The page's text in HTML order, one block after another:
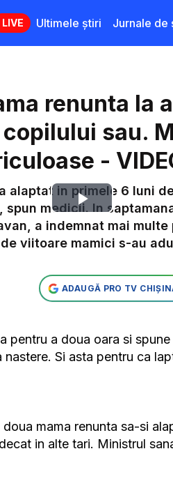
LIVE Ultimele știri Jurnale de
renunta la
sau.
-
Play
Video
alaptat in primele 6 luni
medicii. In
a indemnat mai
viitoare mamici s-au
ADAUGĂ PRO TV
pentru a doua oara si
Si asta pentru ca
mama renunta sa-si
in alte tari. Ministrul